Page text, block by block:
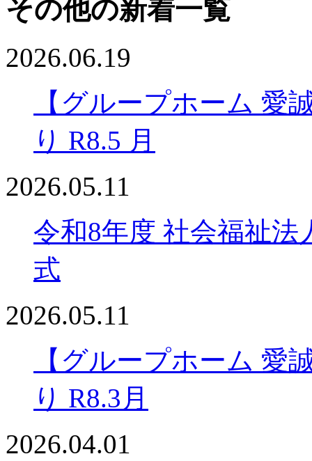
その他の新着一覧
2026.06.19
【グループホーム 愛
り R8.5 月
2026.05.11
令和8年度 社会福祉法
式
2026.05.11
【グループホーム 愛
り R8.3月
2026.04.01